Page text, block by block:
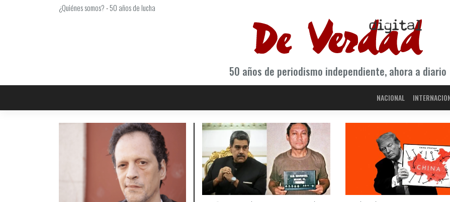
¿Quiénes somos?-50 años de lucha
50 años de periodismo independiente, ahora a diario
NACIONAL